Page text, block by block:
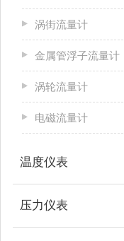
涡街流量计
金属管浮子流量计
涡轮流量计
电磁流量计
温度仪表
压力仪表